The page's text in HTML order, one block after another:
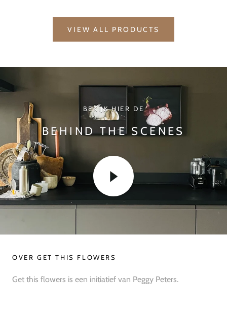
VIEW ALL PRODUCTS
BEKIJK HIER DE
BEHIND THE SCENES
OVER GET THIS FLOWERS
Get this flowers is een initiatief van Peggy Peters.